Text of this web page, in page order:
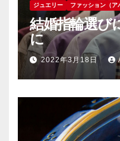
ジュエリー ファッション（ア
結婚指輪選び
に
2022年3月18日